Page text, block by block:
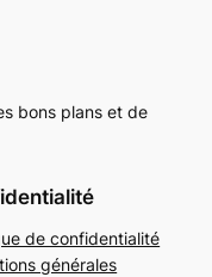
bons plans et de
de confidentialité
générales